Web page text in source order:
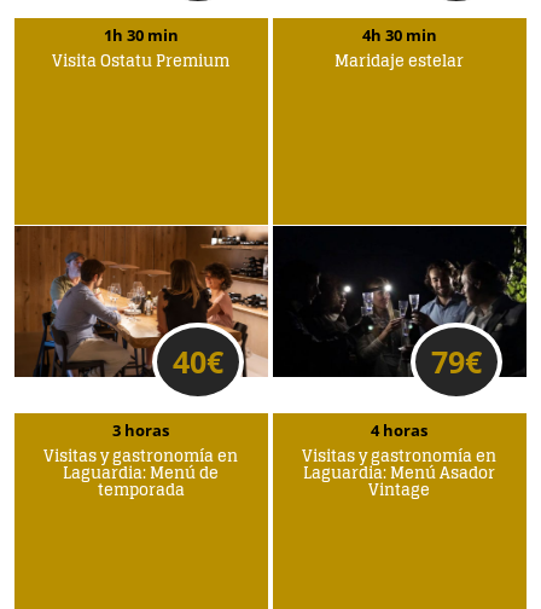
3 horas
Visitas y gastronomía en
Laguardia: Menú de
temporada
4 horas
Visitas y gastronomía en
Laguardia: Menú Asador
Vintage
1h 30 min
Visita Ostatu Premium
40€
4h 30 min
Maridaje estelar
79€